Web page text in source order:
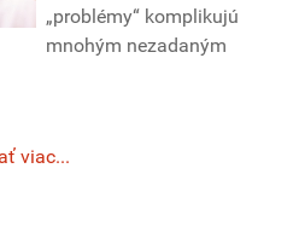
„problémy“ komplikujú
mnohým nezadaným
viac...